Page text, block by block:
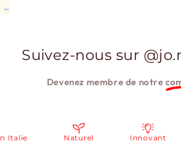
Suivez-nous sur
Devenez membre de notre
Naturel Innovant